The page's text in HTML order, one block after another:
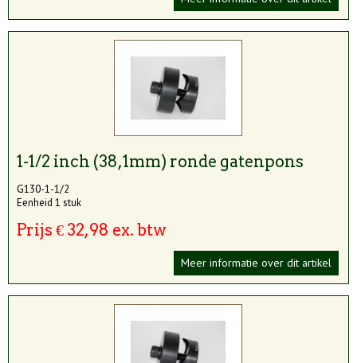
1-1/2 inch (38,1mm) ronde gatenpons
G130-1-1/2
Eenheid 1 stuk
Prijs € 32,98 ex. btw
Meer informatie over dit artikel